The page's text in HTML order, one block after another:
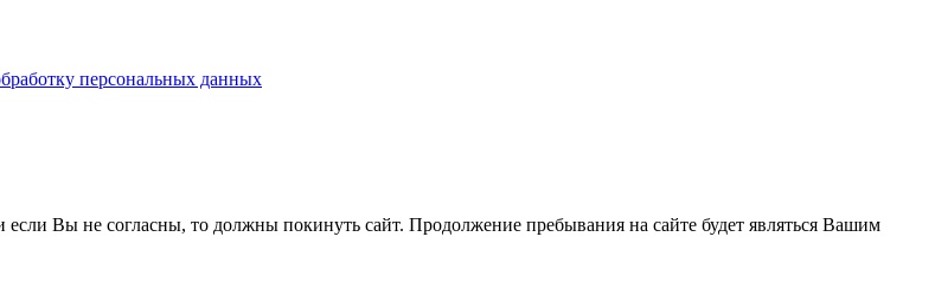
персональных данных
Вы не согласны, то должны покинуть сайт. Продолжение пребывания на сайте будет являться Вашим